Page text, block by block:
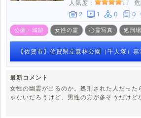
人気度：
危
2
1 0 0
公園・城跡 女性の霊 心霊写真 処刑場
【佐賀市】佐賀県立森林公園（千人塚）
最新コメント
女性の幽霊が出るのか。処刑された人だった
ゃないだろうけど、男性の方が多そうだけど